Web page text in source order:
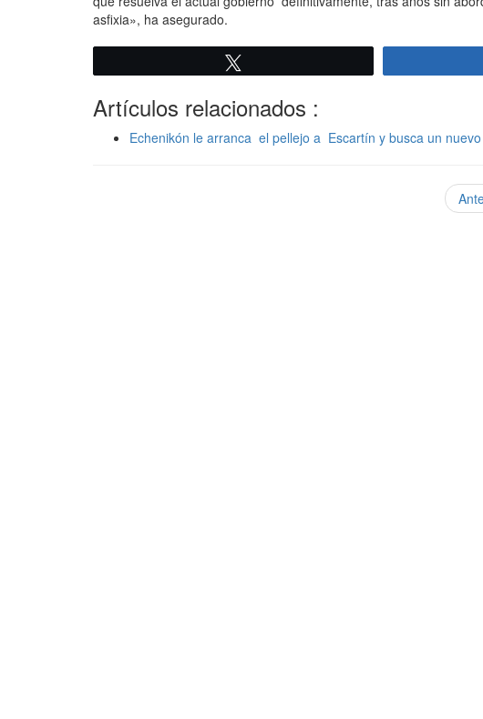
asfixia», ha asegurado.
Artículos relacionados :
Echenikón le arranca el pellejo a Escartín y busca un